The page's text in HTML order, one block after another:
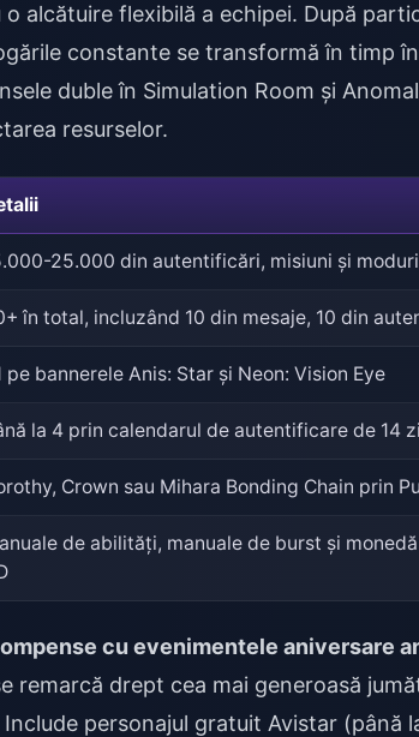
alcătuire flexibilă a echipei. După
constante se transformă în timp
duble în Simulation Room și
resurselor.
25.000 din autentificări, misiuni și
în total, incluzând 10 din mesaje, 10 din
pe bannerele Anis: Star și Neon: Vision Eye
la 4 prin calendarul de autentificare de 14
Crown sau Mihara Bonding Chain prin
de abilități, manuale de burst și
cu evenimentele aniversare
remarcă drept cea mai generoasă
personajul gratuit Avistar (până